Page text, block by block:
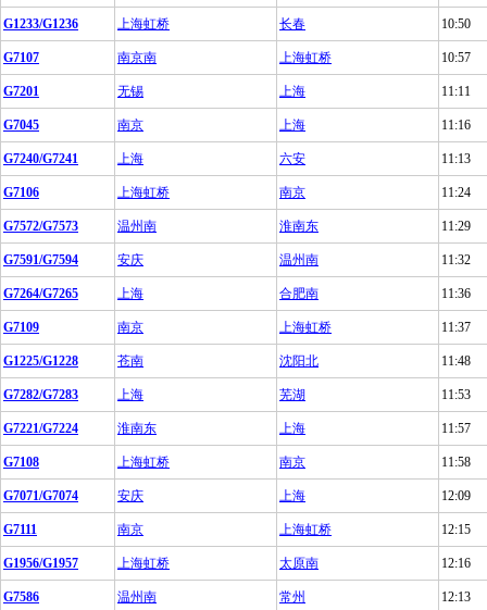
G1233/G1236 上海虹桥 长春 10:50
G7107 南京南 上海虹桥 10:57
G7201 无锡 上海 11:11
G7045 南京 上海 11:16
G7240/G7241 上海 六安 11:13
G7106 上海虹桥 南京 11:24
G7572/G7573 温州南 淮南东 11:29
G7591/G7594 安庆 温州南 11:32
G7264/G7265 上海 合肥南 11:36
G7109 南京 上海虹桥 11:37
G1225/G1228 苍南 沈阳北 11:48
G7282/G7283 上海 芜湖 11:53
G7221/G7224 淮南东 上海 11:57
G7108 上海虹桥 南京 11:58
G7071/G7074 安庆 上海 12:09
G7111 南京 上海虹桥 12:15
G1956/G1957 上海虹桥 太原南 12:16
G7586 温州南 常州 12:13